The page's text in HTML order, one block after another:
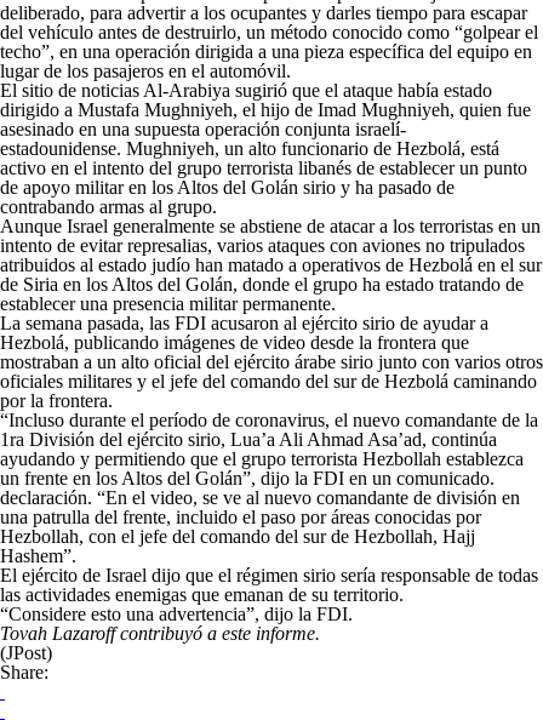
deliberado, para advertir a los ocupantes y darles tiempo para escapar
del vehículo antes de destruirlo, un método conocido como “golpear el
techo”, en una operación dirigida a una pieza específica del equipo en
lugar de los pasajeros en el automóvil.
El sitio de noticias Al-Arabiya sugirió que el ataque había estado
dirigido a Mustafa Mughniyeh, el hijo de Imad Mughniyeh, quien fue
asesinado en una supuesta operación conjunta israelí-
estadounidense. Mughniyeh, un alto funcionario de Hezbolá, está
activo en el intento del grupo terrorista libanés de establecer un punto
de apoyo militar en los Altos del Golán sirio y ha pasado de
contrabando armas al grupo.
Aunque Israel generalmente se abstiene de atacar a los terroristas en un
intento de evitar represalias, varios ataques con aviones no tripulados
atribuidos al estado judío han matado a operativos de Hezbolá en el sur
de Siria en los Altos del Golán, donde el grupo ha estado tratando de
establecer una presencia militar permanente.
La semana pasada, las FDI acusaron al ejército sirio de ayudar a
Hezbolá, publicando imágenes de video desde la frontera que
mostraban a un alto oficial del ejército árabe sirio junto con varios otros
oficiales militares y el jefe del comando del sur de Hezbolá caminando
por la frontera.
“Incluso durante el período de coronavirus, el nuevo comandante de la
1ra División del ejército sirio, Lua’a Ali Ahmad Asa’ad, continúa
ayudando y permitiendo que el grupo terrorista Hezbollah establezca
un frente en los Altos del Golán”, dijo la FDI en un comunicado.
declaración. “En el video, se ve al nuevo comandante de división en
una patrulla del frente, incluido el paso por áreas conocidas por
Hezbollah, con el jefe del comando del sur de Hezbollah, Hajj
Hashem”.
El ejército de Israel dijo que el régimen sirio sería responsable de todas
las actividades enemigas que emanan de su territorio.
“Considere esto una advertencia”, dijo la FDI.
Tovah Lazaroff contribuyó a este informe.
(JPost)
Share: